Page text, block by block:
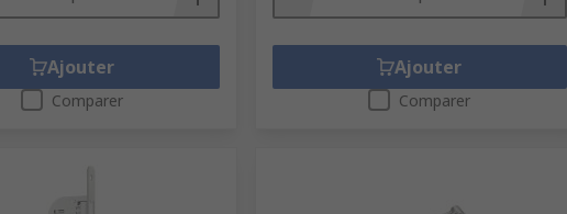
Ajouter
Comparer
Ajouter
Comparer